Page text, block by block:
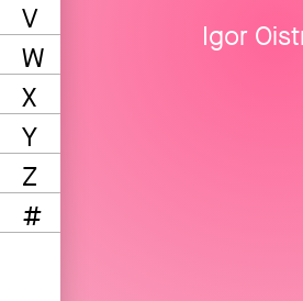
V
W
X
Y
Z
#
Igor